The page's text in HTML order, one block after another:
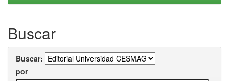
Buscar
Buscar:
por